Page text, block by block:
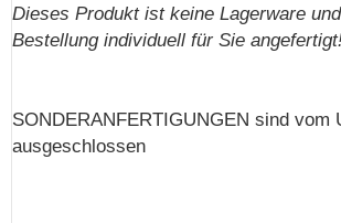
Dieses Produkt ist keine Lagerware
Bestellung individuell für Sie
SONDERANFERTIGUNGEN sind vom
ausgeschlossen